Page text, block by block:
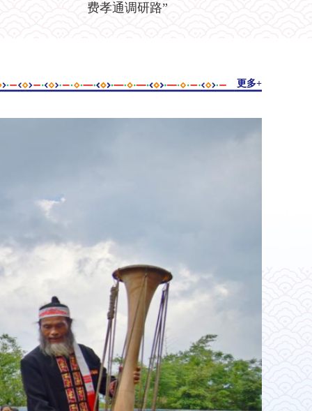
费孝通调研路”
更多+